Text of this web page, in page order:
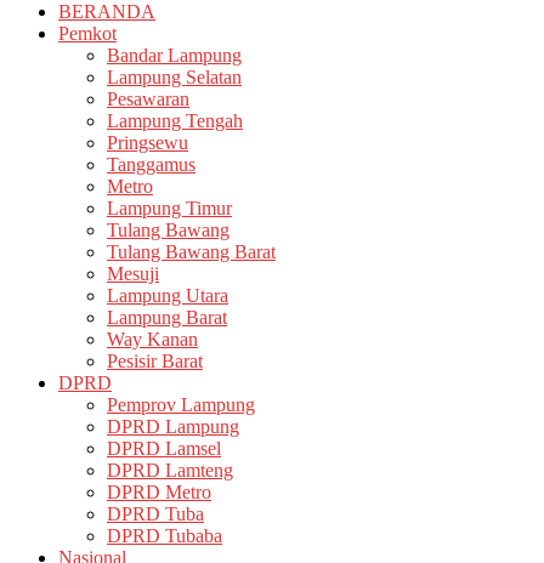
BERANDA
Pemkot
Bandar Lampung
Lampung Selatan
Pesawaran
Lampung Tengah
Pringsewu
Tanggamus
Metro
Lampung Timur
Tulang Bawang
Tulang Bawang Barat
Mesuji
Lampung Utara
Lampung Barat
Way Kanan
Pesisir Barat
DPRD
Pemprov Lampung
DPRD Lampung
DPRD Lamsel
DPRD Lamteng
DPRD Metro
DPRD Tuba
DPRD Tubaba
Nasional